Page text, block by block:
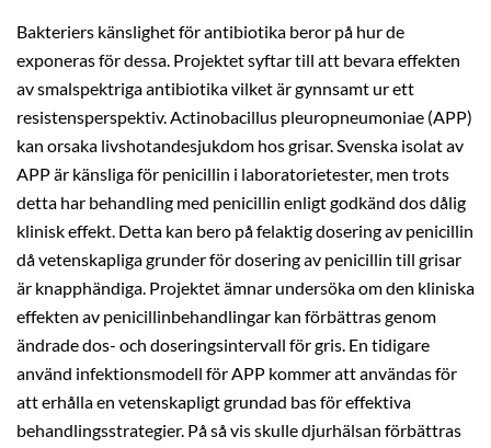
Bakteriers känslighet för antibiotika beror på hur de
exponeras för dessa. Projektet syftar till att bevara effekten
av smalspektriga antibiotika vilket är gynnsamt ur ett
resistensperspektiv. Actinobacillus pleuropneumoniae (APP)
kan orsaka livshotandesjukdom hos grisar. Svenska isolat av
APP är känsliga för penicillin i laboratorietester, men trots
detta har behandling med penicillin enligt godkänd dos dålig
klinisk effekt. Detta kan bero på felaktig dosering av penicillin
då vetenskapliga grunder för dosering av penicillin till grisar
är knapphändiga. Projektet ämnar undersöka om den kliniska
effekten av penicillinbehandlingar kan förbättras genom
ändrade dos- och doseringsintervall för gris. En tidigare
använd infektionsmodell för APP kommer att användas för
att erhålla en vetenskapligt grundad bas för effektiva
behandlingsstrategier. På så vis skulle djurhälsan förbättras